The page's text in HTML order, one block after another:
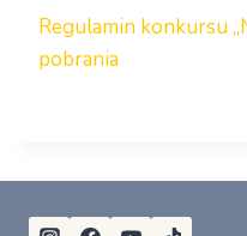
Regulamin konkursu
pobrania